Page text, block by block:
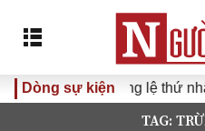
Dòng sự kiện
thứ nhất, Quốc hội khóa XVI
TAG: